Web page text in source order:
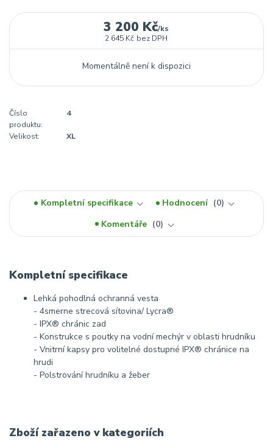
3 200 Kč/ks
2 645 Kč bez DPH
Momentálně není k dispozici
Číslo
produktu:
4
Velikost: XL
Kompletní specifikace Hodnocení
0
Komentáře
0
Kompletní specifikace
Lehká pohodlná ochranná vesta
- 4smerne strecová sítovina/ Lycra®
- IPX® chránic zad
- Konstrukce s poutky na vodní mechýr v oblasti hrudníku
- Vnitrní kapsy pro volitelné dostupné IPX® chránice na
hrudi
- Polstrování hrudníku a žeber
Zboží zařazeno v kategoriích